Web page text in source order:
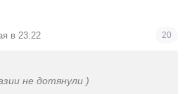
в 23:22 20
не дотянули )